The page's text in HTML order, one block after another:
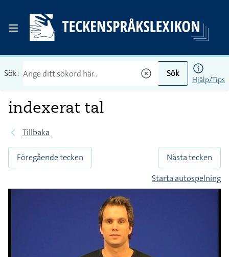
Sök: Sök
Hjälp/Tips
indexerat tal
Tillbaka
Föregående tecken
Nästa tecken
Starta autospelning